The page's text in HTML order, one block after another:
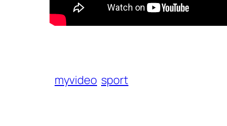
myvideo sport